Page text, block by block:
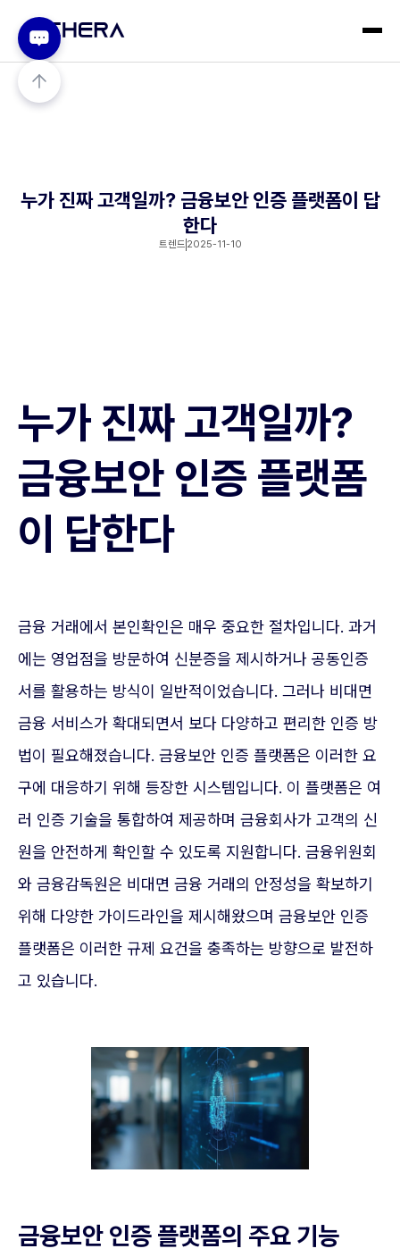
누가 진짜 고객일까? 금융보안 인증 플랫폼이 답
한다
트렌드 2025-11-10
누가 진짜 고객일까?
금융보안 인증 플랫폼
이 답한다
금융 거래에서 본인확인은 매우 중요한 절차입니다. 과거
에는 영업점을 방문하여 신분증을 제시하거나 공동인증
서를 활용하는 방식이 일반적이었습니다. 그러나 비대면
금융 서비스가 확대되면서 보다 다양하고 편리한 인증 방
법이 필요해졌습니다. 금융보안 인증 플랫폼은 이러한 요
구에 대응하기 위해 등장한 시스템입니다. 이 플랫폼은 여
러 인증 기술을 통합하여 제공하며 금융회사가 고객의 신
원을 안전하게 확인할 수 있도록 지원합니다. 금융위원회
와 금융감독원은 비대면 금융 거래의 안정성을 확보하기
위해 다양한 가이드라인을 제시해왔으며 금융보안 인증
플랫폼은 이러한 규제 요건을 충족하는 방향으로 발전하
고 있습니다.
금융보안 인증 플랫폼의 주요 기능